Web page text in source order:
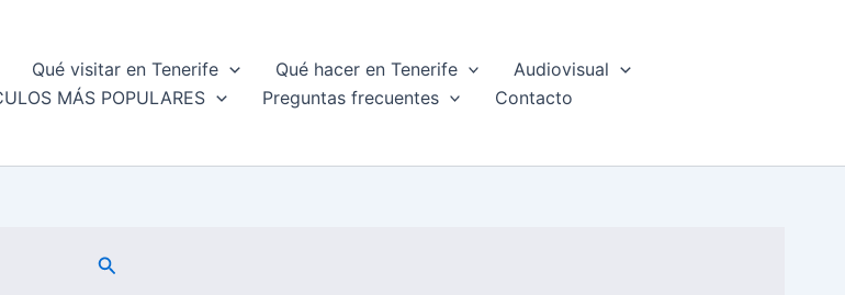
Qué visitar en Tenerife Qué hacer en Tenerife
Audiovisual
MÁS POPULARES
Preguntas frecuentes Contacto
Buscar